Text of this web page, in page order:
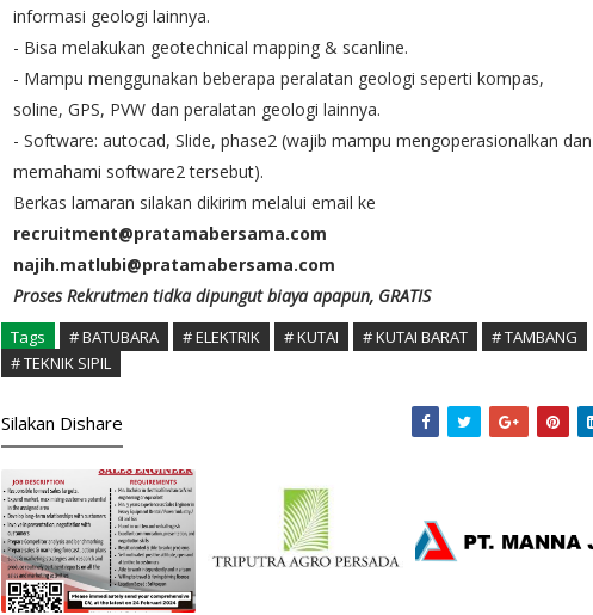
informasi geologi lainnya.
- Bisa melakukan geotechnical mapping & scanline.
- Mampu menggunakan beberapa peralatan geologi seperti kompas,
soline, GPS, PVW dan peralatan geologi lainnya.
- Software: autocad, Slide, phase2 (wajib mampu mengoperasionalkan dan
memahami software2 tersebut).
Berkas lamaran silakan dikirim melalui email ke
recruitment@pratamabersama.com
najih.matlubi@pratamabersama.com
Proses Rekrutmen tidka dipungut biaya apapun, GRATIS
Tags # BATUBARA # ELEKTRIK # KUTAI # KUTAI BARAT
# TAMBANG
# TEKNIK SIPIL
Silakan Dishare